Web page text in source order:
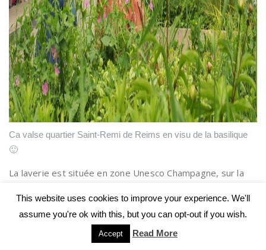
Ca valse quartier Saint-Remi de Reims en visu de la basilique
🙂
La laverie est située en zone Unesco Champagne, sur la
This website uses cookies to improve your experience. We'll
assume you're ok with this, but you can opt-out if you wish.
Accept Read More